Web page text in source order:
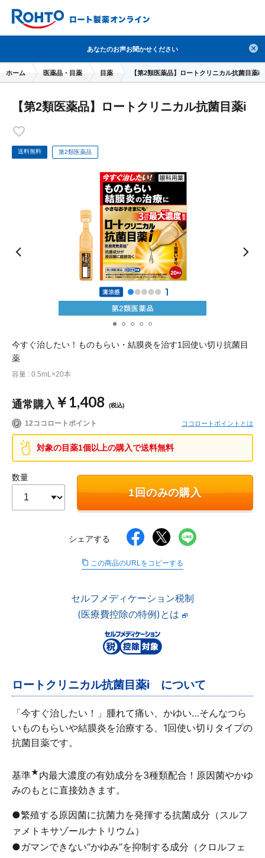
人気のキーワードで検索
目薬 ロートV5 日焼け止め 熱中症対策
デオコ セラミド オバジ ダーマセプトRX
アゼライン酸
冬虫夏草 セノビック
制汗剤 洗顔
ブランドから探す 使用用途から探す
成分から探す 注目の商品 を見る
ポイント交換品 を見る お問い合わせ
検索
ログイン / 新規会員登録
サプリメント・食品
∟ 美容サプリメント
美容・スキンケア
∟ スキンケア
∟ 美容サプリメント
ブランドから探す
キャンペーンから探す
お得にお買い物
おトクなロート定期便
ポイントを貯める
読みもの
ジャーナル
スタッフのお気に入り
ロート製薬の想い
ご案内
新着情報
医薬品の販売に関する表示
特定商取引に関する法律に基づく表記
あなたのお声お聞かせください
ホーム 医薬品・目薬 目薬 【第2類医薬品】ロートクリニカル抗菌目薬i
【第2類医薬品】ロートクリニカル抗菌目薬i
送料無料 第2類医薬品
今すぐ治したい！ものもらい・結膜炎を治す1回使い切り抗菌目
薬
容量 : 0.5mL×20本
通常購入 ￥1,408 (税込)
12ココロートポイント ココロートポイントとは
対象の目薬1個以上の購入で送料無料
数量
1回のみの購入
シェアする
この商品のURLをコピーする
セルフメディケーション税制
(医療費控除の特例)とは
ロートクリニカル抗菌目薬i について
「今すぐ治したい！」腫れて痛い、かゆい…そんなつら
いものもらいや結膜炎を治療する、1回使い切りタイプの
抗菌目薬です。
基準★内最大濃度の有効成分を3種類配合！原因菌やかゆ
みのもとに直接効きます。
●繁殖する原因菌に抗菌力を発揮する抗菌成分（スルフ
ァメトキサゾールナトリウム）
●ガマンできない“かゆみ”を抑制する成分（クロルフェ